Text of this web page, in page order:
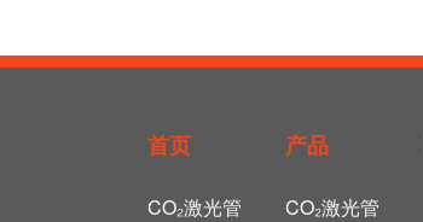
首页
CO₂激光管
产品
CO₂激光管